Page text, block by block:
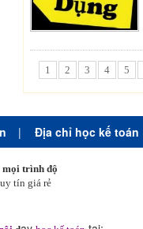
1 2 3 4 5
| Địa chỉ học kế toán
mọi trình độ
tín giá rẻ